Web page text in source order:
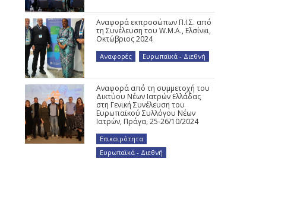
Αναφορά εκπροσώπων Π.Ι.Σ. από
τη Συνέλευση του W.M.A., Ελσίνκι,
Οκτώβριος 2024
Αναφορές Ευρωπαϊκά - Διεθνή
Αναφορά από τη συμμετοχή του
Δικτύου Νέων Ιατρών Ελλάδας
στη Γενική Συνέλευση του
Ευρωπαϊκού Συλλόγου Νέων
Ιατρών, Πράγα, 25-26/10/2024
Επικαιρότητα
Ευρωπαϊκά - Διεθνή